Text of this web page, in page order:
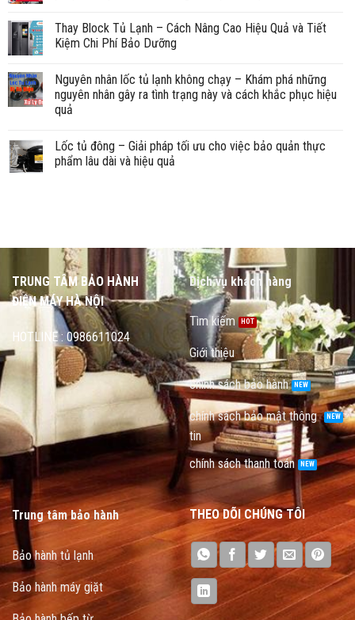
Thay Block Tủ Lạnh – Cách Nâng Cao Hiệu Quả và Tiết
Kiệm Chi Phí Bảo Dưỡng
Nguyên nhân lốc tủ lạnh không chạy – Khám phá những
nguyên nhân gây ra tình trạng này và cách khắc phục hiệu
quả
Lốc tủ đông – Giải pháp tối ưu cho việc bảo quản thực
phẩm lâu dài và hiệu quả
TRUNG TÂM BẢO HÀNH
ĐIỆN MÁY HÀ NỘI
HOTLINE : 0986611024
Dịch vụ khách hàng
Tìm kiếm
Giới thiệu
chính sách bảo hành
chính sách bảo mật thông
tin
chính sách thanh toán
Trung tâm bảo hành
Bảo hành tủ lạnh
Bảo hành máy giặt
THEO DÕI CHÚNG TÔI